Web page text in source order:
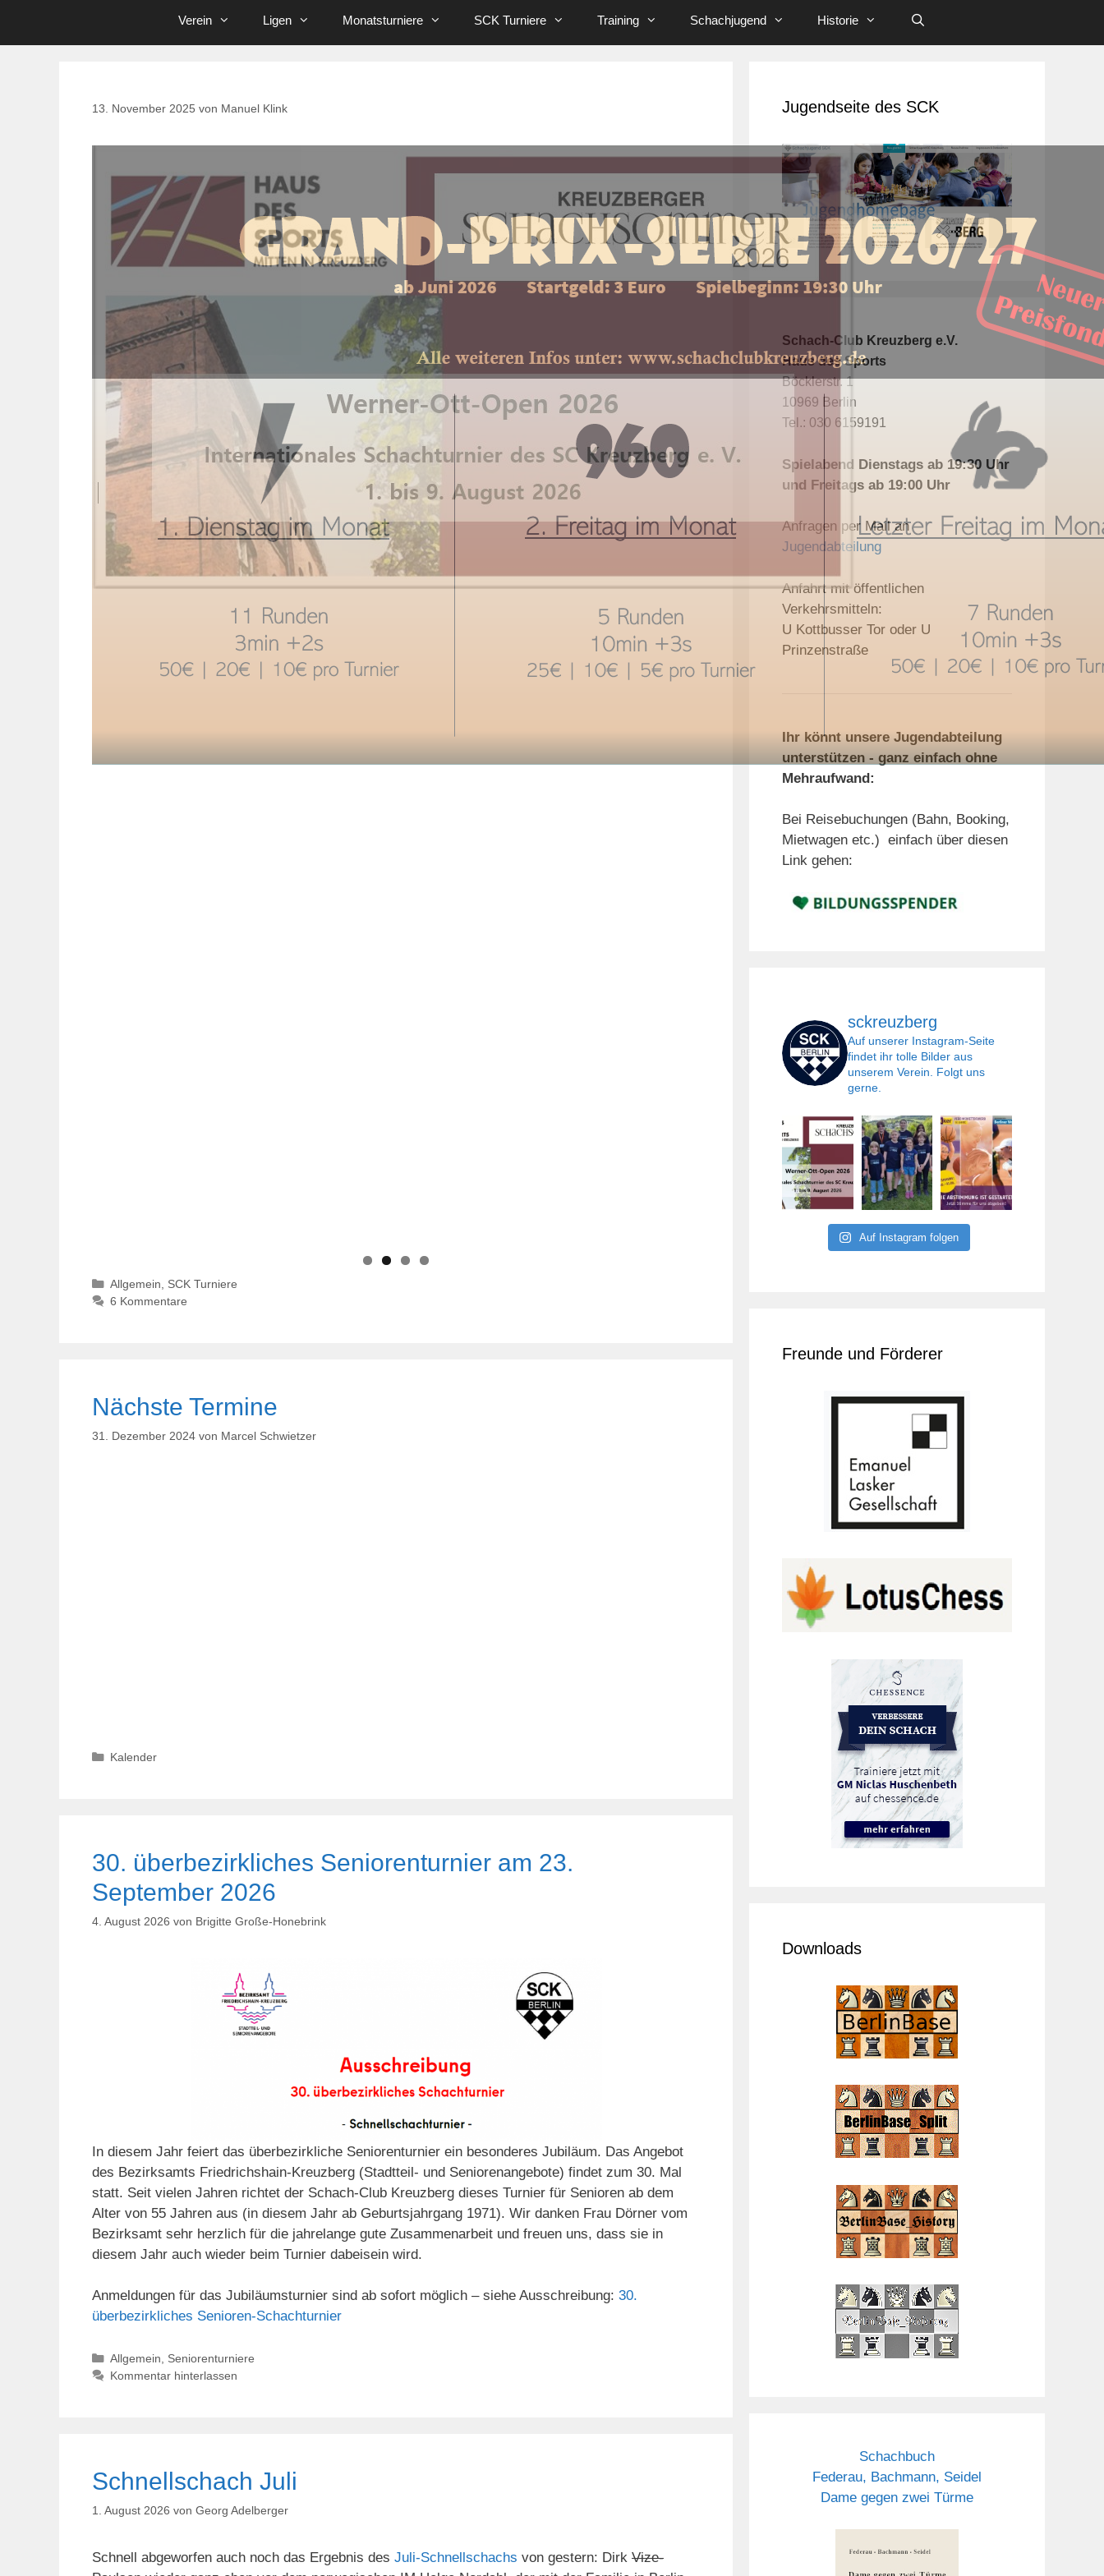
Verein Ligen Monatsturniere SCK Turniere Training Schachjugend Historie
13. November 2025 von Manuel Klink
Kategorien
Allgemein
SCK Turniere
6 Kommentare
Nächste Termine
31. Dezember 2024 von Marcel Schwietzer
Kategorien
Kalender
30. überbezirkliches Seniorenturnier am 23.
September 2026
4. August 2026 von Brigitte Große-Honebrink
In diesem Jahr feiert das überbezirkliche Seniorenturnier ein besonderes Jubiläum. Das Angebot
des Bezirksamts Friedrichshain-Kreuzberg (Stadtteil- und Seniorenangebote) findet zum 30. Mal
statt. Seit vielen Jahren richtet der Schach-Club Kreuzberg dieses Turnier für Senioren ab dem
Alter von 55 Jahren aus (in diesem Jahr ab Geburtsjahrgang 1971). Wir danken Frau Dörner vom
Bezirksamt sehr herzlich für die jahrelange gute Zusammenarbeit und freuen uns, dass sie in
diesem Jahr auch wieder beim Turnier dabeisein wird.
Anmeldungen für das Jubiläumsturnier sind ab sofort möglich – siehe Ausschreibung: 30.
überbezirkliches Senioren-Schachturnier
Kategorien
Allgemein
Seniorenturniere
Kommentar hinterlassen
Schnellschach Juli
1. August 2026 von Georg Adelberger
Schnell abgeworfen auch noch das Ergebnis des Juli-Schnellschachs von gestern: Dirk Vize-
Jugendseite des SCK
Schach-Club Kreuzberg e.V.
Haus des Sports
Böcklerstr. 1
10969 Berlin
Tel.: 030 6159191
Spielabend Dienstags ab 19:30 Uhr
und Freitags ab 19:00 Uhr
Anfragen per Mail an
Jugendabteilung
Anfahrt mit öffentlichen
Verkehrsmitteln:
U Kottbusser Tor oder U
Prinzenstraße
Ihr könnt unsere Jugendabteilung
unterstützen - ganz einfach ohne
Mehraufwand:
Bei Reisebuchungen (Bahn, Booking,
Mietwagen etc.) einfach über diesen
Link gehen:
sckreuzberg
Auf unserer Instagram-Seite
findet ihr tolle Bilder aus
unserem Verein. Folgt uns
gerne.
Auf Instagram folgen
Freunde und Förderer
Downloads
Schachbuch
Federau, Bachmann, Seidel
Dame gegen zwei Türme